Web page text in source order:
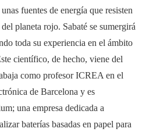
fuentes de energía que resisten
planeta rojo. Sabaté se sumergirá
toda su experiencia en el ámbito
científico, de hecho, viene del
como profesor ICREA en el
de Barcelona y es
una empresa dedicada a
baterías basadas en papel para